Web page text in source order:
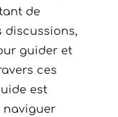
de
discussions,
guider et
ces
est
naviguer